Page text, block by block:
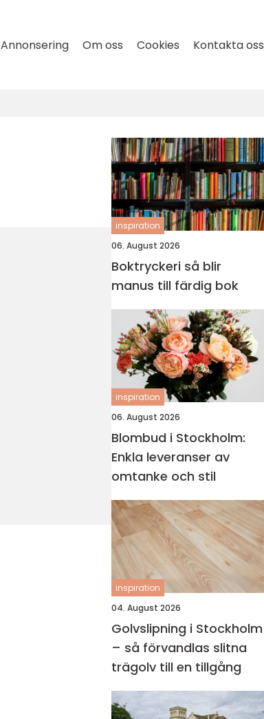
Annonsering Om oss Cookies Kontakta oss
inspiration
06. August 2026
Boktryckeri så blir
manus till färdig bok
inspiration
06. August 2026
Blombud i Stockholm:
Enkla leveranser av
omtanke och stil
inspiration
04. August 2026
Golvslipning i Stockholm
– så förvandlas slitna
trägolv till en tillgång